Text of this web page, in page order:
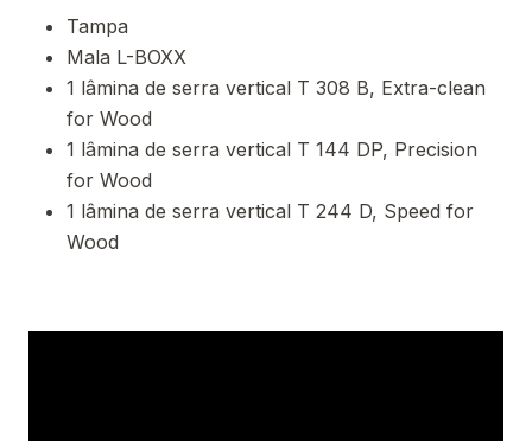
Tampa
Mala L-BOXX
1 lâmina de serra vertical T 308 B, Extra-clean
for Wood
1 lâmina de serra vertical T 144 DP, Precision
for Wood
1 lâmina de serra vertical T 244 D, Speed for
Wood